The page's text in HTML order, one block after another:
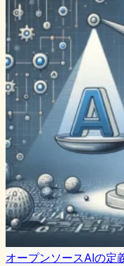
オープンソースAIの定